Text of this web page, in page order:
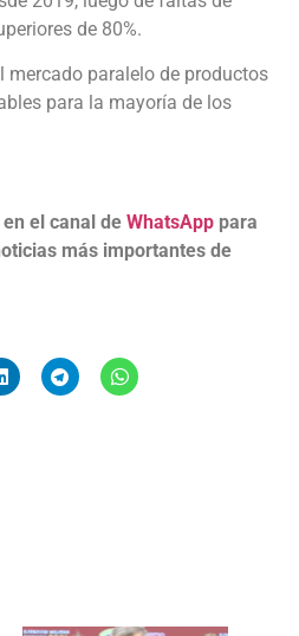
de 80%.
mercado paralelo de productos
para la mayoría de los
en el canal de WhatsApp para
más importantes de